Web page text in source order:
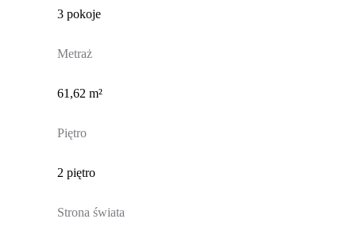
3 pokoje
Metraż
61,62 m²
Piętro
2 piętro
Strona świata